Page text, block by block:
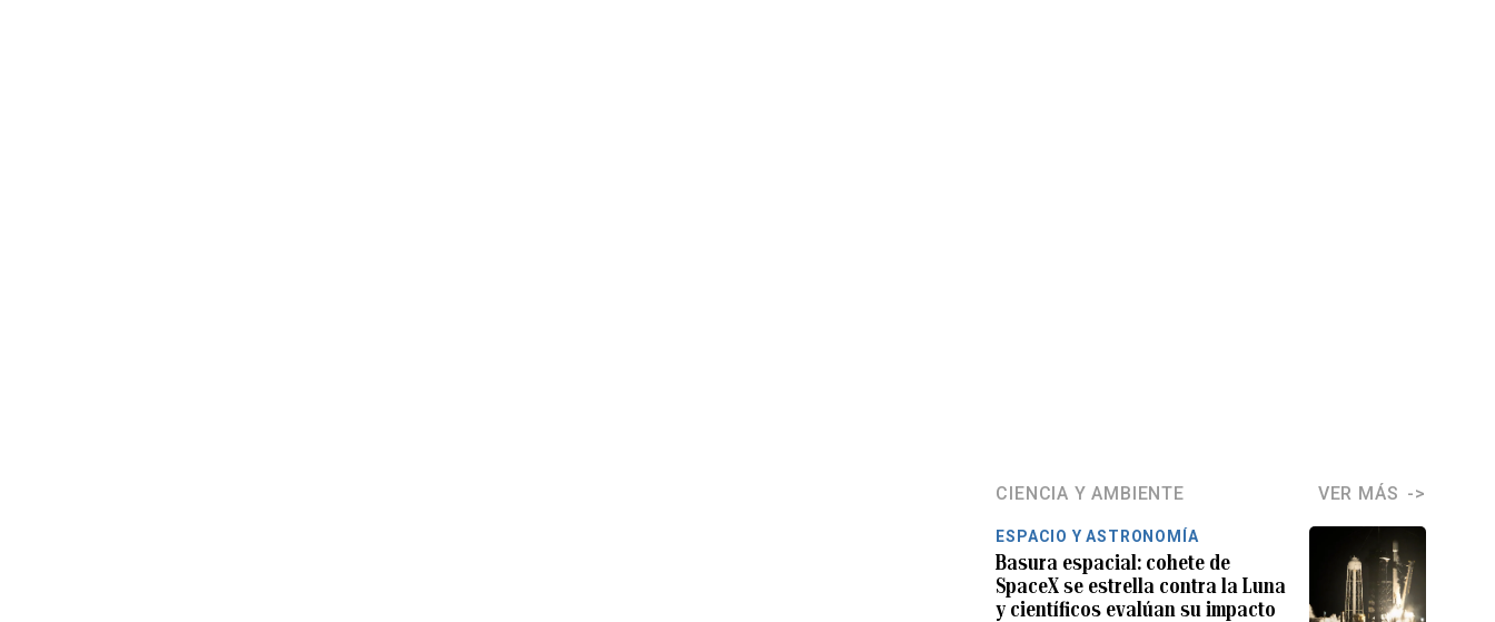
CIENCIA Y AMBIENTE VER MÁS
ESPACIO Y ASTRONOMÍA
Basura espacial: cohete de
SpaceX se estrella contra la Luna
y científicos evalúan su impacto